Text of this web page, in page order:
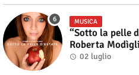
MUSICA
“Sotto la pelle
Roberta
02 luglio